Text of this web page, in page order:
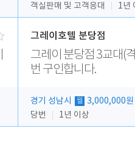
객실판매 및 고객응대
1년
그레이호텔 분당점
그레이 분당점 3교대(
번 구인합니다.
경기 성남시 월
3,000,000원
당번
1년 이상